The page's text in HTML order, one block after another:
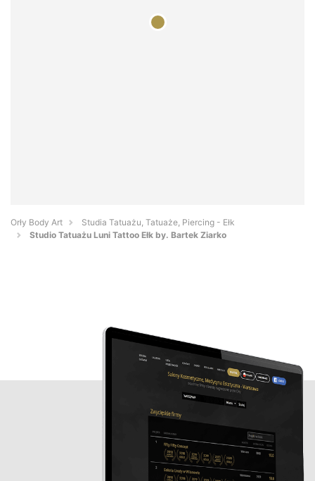
Orły Body Art
Studia Tatuażu, Tatuaże, Piercing - Ełk
Studio Tatuażu Luni Tattoo Ełk by. Bartek Ziarko